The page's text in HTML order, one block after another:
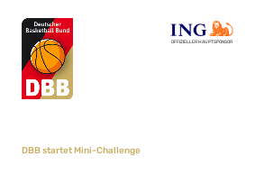
OFFIZIELLER HAUPTSPONSOR
DBB startet Mini-Challenge